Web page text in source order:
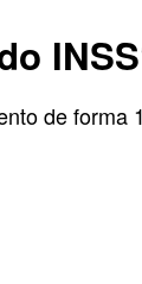
de forma